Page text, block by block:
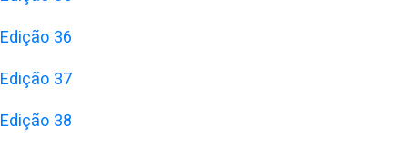
Edição 36
Edição 37
Edição 38